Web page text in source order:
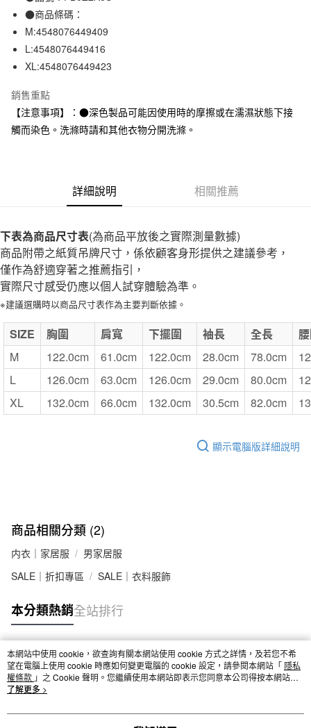
臺灣中小企業銀行
匯豐（台灣）商業銀行
聯邦商業銀行
元大商業銀行
台新國際商業銀行
台灣樂天信用卡公司
Apple Pay
街口支付
悠遊付
運送方式
全家取貨付款
每筆NT$65，滿NT$1,000(含以上)免運費
每筆NT$65，滿NT$1,000(含以上)免運費
付款後7-11取貨
每筆NT$65，滿NT$1,000(含以上)免運費
宅配
每筆NT$150，滿NT$2,000(含以上)免運費
無印良品門市自取
免運費
●商品條碼：
M:4548076449409
L:4548076449416
XL:4548076449423
銷售重點
【注意事項】：●深色製品可能因使用時的摩擦或在濡濕狀態下接
觸而染色。洗滌時請和其他衣物分開洗滌。
詳細說明 相關推薦
下表為商品尺寸表(為商品平放後之實際測量數據)
商品附帶之紙質吊牌尺寸，係依顧客身形提供之建議參考，
僅作為舒適穿著之推薦指引，
實際尺寸感受仍應以個人試穿體驗為準。
※建議選購時以商品尺寸表作為主要判斷依據。
SIZE 胸圍 肩寬 下擺圍 袖長 全長
M
122.0cm 61.0cm 122.0cm 28.0cm 78.0cm
L
126.0cm 63.0cm 126.0cm 29.0cm 80.0cm
XL
132.0cm 66.0cm 132.0cm 30.5cm 82.0cm
顯示電腦版詳細說明
商品相關分類 (2)
内衣｜家居服
男家居服
SALE｜折扣專區
SALE｜衣料服飾
本分類熱銷全站排行
熱門標籤
本網站中使用 cookie，欲查詢有關本網站使用 cookie 方式之詳情，及若您不希
望在電腦上使用 cookie 時應如何變更電腦的 cookie 設定，請參閱本網站「 隱私
權條款 」之 Cookie 聲明。您繼續使用本網站即表示您同意本公司得按本網站使
用條款之 Cookie 聲明使用 cookie。
了解更多 >